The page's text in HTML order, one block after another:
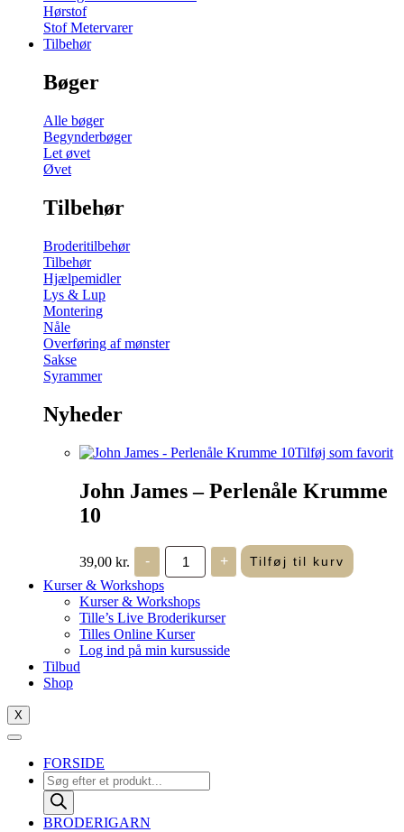
Hørstof
Stof Metervarer
Tilbehør
Bøger
Alle bøger
Begynderbøger
Let øvet
Øvet
Tilbehør
Broderitilbehør
Tilbehør
Hjælpemidler
Lys & Lup
Montering
Nåle
Overføring af mønster
Sakse
Syrammer
Nyheder
Tilføj som favorit
John James – Perlenåle Krumme
10
39,00 kr. -
John
James
-
Perlenåle
Krumme
10
antal
+ Tilføj til kurv
Kurser & Workshops
Kurser & Workshops
Tille’s Live Broderikurser
Tilles Online Kurser
Log ind på min kursusside
Tilbud
Shop
X
FORSIDE
Products
search
BRODERIGARN